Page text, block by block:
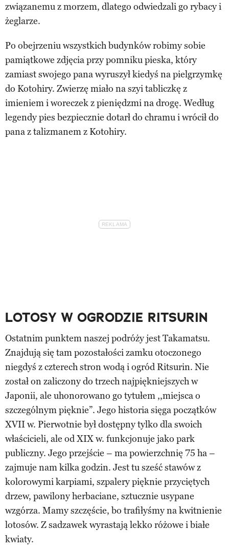
związanemu z morzem, dlatego odwiedzali go rybacy i
żeglarze.
Po obejrzeniu wszystkich budynków robimy sobie
pamiątkowe zdjęcia przy pomniku pieska, który
zamiast swojego pana wyruszył kiedyś na pielgrzymkę
do Kotohiry. Zwierzę miało na szyi tabliczkę z
imieniem i woreczek z pieniędzmi na drogę. Według
legendy pies bezpiecznie dotarł do chramu i wrócił do
pana z talizmanem z Kotohiry.
LOTOSY W OGRODZIE RITSURIN
Ostatnim punktem naszej podróży jest Takamatsu.
Znajdują się tam pozostałości zamku otoczonego
niegdyś z czterech stron wodą i ogród Ritsurin. Nie
został on zaliczony do trzech najpiękniejszych w
Japonii, ale uhonorowano go tytułem ,,miejsca o
szczególnym pięknie”. Jego historia sięga początków
XVII w. Pierwotnie był dostępny tylko dla swoich
właścicieli, ale od XIX w. funkcjonuje jako park
publiczny. Jego przejście – ma powierzchnię 75 ha –
zajmuje nam kilka godzin. Jest tu sześć stawów z
kolorowymi karpiami, szpalery pięknie przyciętych
drzew, pawilony herbaciane, sztucznie usypane
wzgórza. Mamy szczęście, bo trafiłyśmy na kwitnienie
lotosów. Z sadzawek wyrastają lekko różowe i białe
kwiaty.